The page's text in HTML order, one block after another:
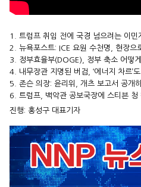
1. 트럼프 취임 전에 국경 넘으려는 이민
2. 뉴욕포스트: ICE 요원 수천명, 현장으
3. 정부효율부(DOGE), 정부 축소 어떻
4. 내무장관 지명된 버검, ‘에너지 차르’
5. 존슨 의장: 윤리위, 개츠 보고서 공개
6. 트럼프, 백악관 공보국장에 스티븐 청
진행: 홍성구 대표기자